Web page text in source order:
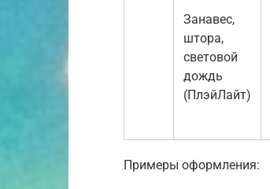
Занавес,
штора,
световой
дождь
(ПлэйЛайт)
Примеры оформления: